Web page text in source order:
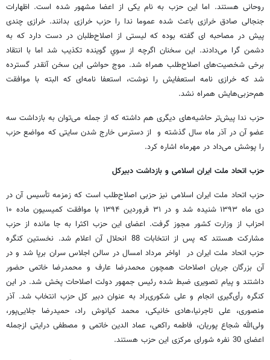
روحانی هستند. اما این حزب به نام یکی از اعضا مشهور شده است. اظهارات
جنجالی صادق خرازی باعث شده عموما ندا را حزب خرازی بدانند. خرازی چندی
پیش در مصاحبه ای گفته بوده که لیستی از اصلاح‌طلبان در دست دارد که به
دشمن گرا می‌دادند. این سخنان اگرچه از سوي گوينده تکذيب شد اما با انتقاد
برخی شخصیت‌های اصلاح‌طلب همراه شد. موج حواشی این سخن آنقدر گسترده
شد که خرازی نامه استعفایش را نوشت، استعفا نامه‌ای که البته با موافقت
هم‌حزبی‌هایش همراه نشد.
حزب ندا پیش‌تر حاشیه‌های دیگری هم داشته که از جمله می‌توان به بازداشت سه
عضو آن در آذر ماه سال گذشته و از دسترس خارج شدن سایتی که مواضع حزب
را پوشش می‌داد در مهرماه اشاره کرد.
حزب اتحاد ملت ایران اسلامی و بازداشت دبیرکل
حزب اتحاد ملت ایران اسلامی نیز حزبی اصلاح‌طلب است که زمزمه تأسیس آن در
دی ماه ۱۳۹۳ شنیده شد و در ۳۱ فروردین ۱۳۹۴ با موافقت کمیسیون ماده ۱۰
احزاب از وزارت کشور مجوز گرفت. اعضای این حزب اکثرا به جا مانده از حزب
مشارکت هستند که پس از انتخابات 88 انحلال آن اعلام شد. نخستین کنگره
حزب اتحاد ملت ایران در اواخر مرداد امسال در سالن اجلاس سران برپا شد و در
آن بزرگان جریان اصلاحات همچون محمدرضا عارف و محمدرضا خاتمی حضور
داشتند و پیام تصویری ضبط شده رئیس جمهور دولت اصلاحات پخش شد. در این
کنگره رأی‌گیری انجام و علی شکوری‌راد به عنوان دبیر کل حزب انتخاب شد. آذر
منصوری، علی تاجرنیا،‌هادی خانیکی، محمد کیانوش راد، حمیدرضا جلایی‌پور،
ولی‌الله شجاع پوریان، فاطمه راکعی، عماد الدین خاتمی و مصطفی درایتی ازجمله
اعضای 30 نفره شورای مرکزی این حزب هستند.